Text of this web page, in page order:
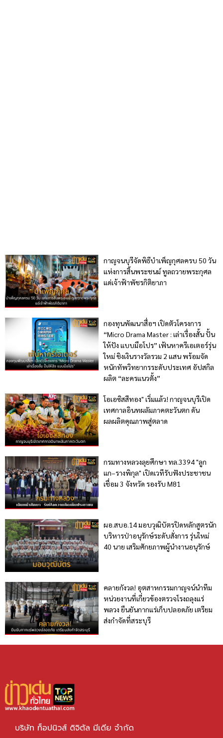
กาญจนบุรีจัดพิธีบำเพ็ญกุศลครบ 50 วัน
แห่งการสิ้นพระชนม์ ทูลถวายพระกุศล
แด่เจ้าฟ้าพัชรกิติยาภา
กองทุนพัฒนาสื่อฯ เปิดตัวโครงการ
“Micro Drama Master : เล่าเรื่องสั้น ปั้น
ให้ปัง แบบมือโปร” เฟ้นหาครีเอเตอร์รุ่น
ใหม่ ชิงเงินรางวัลรวม 2 แสน พร้อมจัด
หนักทัพวิทยากรระดับประเทศ อัปสกิล
ผลิต “ละครแนวตั้ง”
โอเอซิสสีทอง" เริ่มแล้ว! กาญจนบุรีเปิด
เทศกาลอินทผลัมภาคตะวันตก ดัน
ผลผลิตคุณภาพสู่ตลาด
กรมทางหลวงลุยศึกษา ทล.3394 "ลูก
แก–รางพิกุล" เปิดเวทีรับฟังประชาชน
เชื่อม 3 จังหวัด รองรับ M81
ผอ.สบอ.14 มอบวุฒิบัตรปิดหลักสูตรนัก
บริหารป่าอนุรักษ์ระดับสั่งการ รุ่นใหม่
40 นาย เสริมศักยภาพผู้นำงานอนุรักษ์
คลายกังวล! อุตสาหกรรมกาญจน์นำทีม
หน่วยงานที่เกี่ยวข้องตรวจโรงถลุงแร่
พลวง ยืนยันกากแร่เก็บปลอดภัย เตรียม
ส่งกำจัดที่สระบุรี
บริษัท ท็อปนิวส์ ดิจิตัล มีเดีย จำกัด